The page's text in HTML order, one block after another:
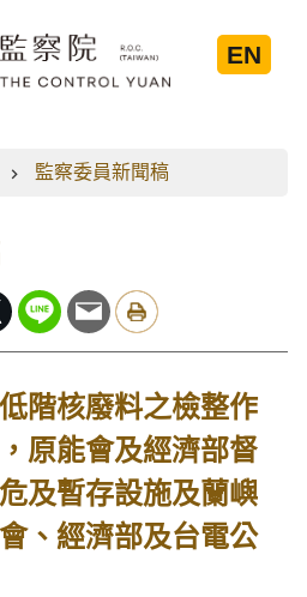
EN
監察委員新聞稿
階核廢料之檢整作
原能會及經濟部督
及暫存設施及蘭嶼
、經濟部及台電公